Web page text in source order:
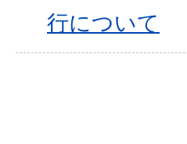
行について